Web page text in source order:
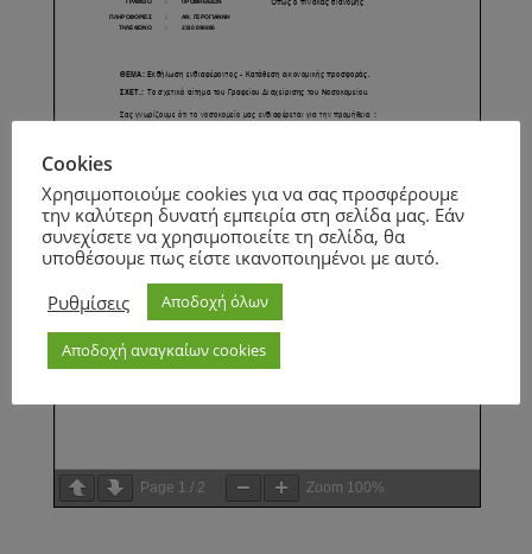
Page 1 / 2 Zoom 100%
Cookies
Χρησιμοποιούμε cookies για να σας προσφέρουμε
την καλύτερη δυνατή εμπειρία στη σελίδα μας. Εάν
συνεχίσετε να χρησιμοποιείτε τη σελίδα, θα
υποθέσουμε πως είστε ικανοποιημένοι με αυτό.
Ρυθμίσεις
Αποδοχή όλων
Αποδοχή αναγκαίων cookies